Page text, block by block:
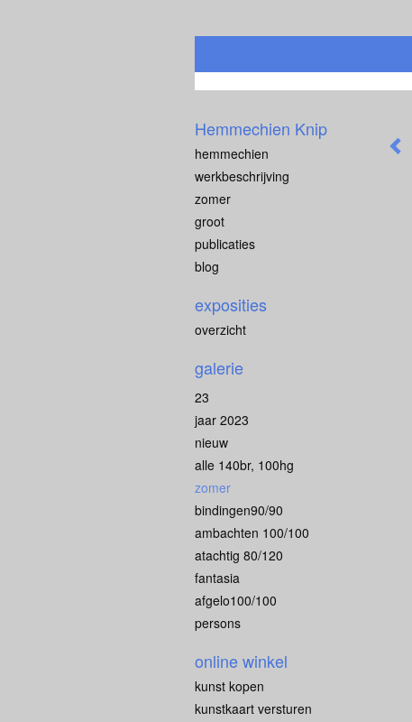
Hemmechien Knip
hemmechien
werkbeschrijving
zomer
groot
publicaties
blog
exposities
overzicht
galerie
23
jaar 2023
nieuw
alle 140br, 100hg
zomer
bindingen90/90
ambachten 100/100
atachtig 80/120
fantasia
afgelo100/100
persons
online winkel
kunst kopen
kunstkaart versturen